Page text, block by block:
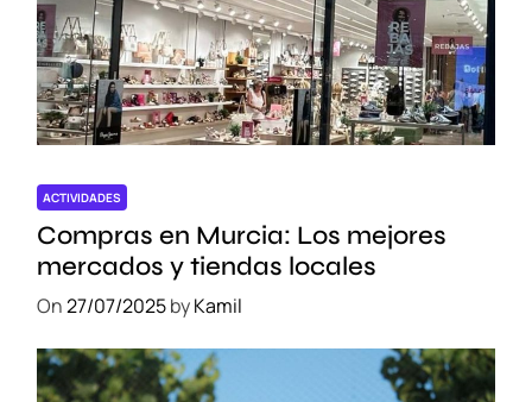
ACTIVIDADES
Compras en Murcia: Los mejores
mercados y tiendas locales
On27/07/2025byKamil